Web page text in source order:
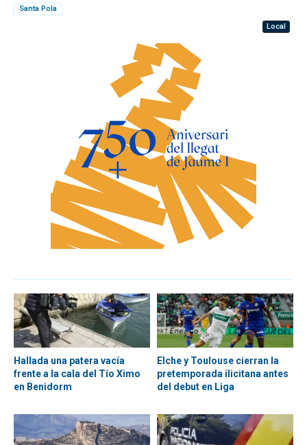
Santa Pola
Local
Hallada una patera vacía
frente a la cala del Tío Ximo
en Benidorm
Elche y Toulouse cierran la
pretemporada ilicitana antes
del debut en Liga